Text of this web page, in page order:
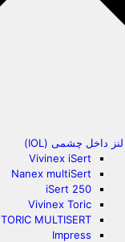
لنز داخل چشمی (IOL)
Vivinex iSert
Nanex multiSert
iSert 250
Vivinex Toric
TORIC MULTISERT
Impress